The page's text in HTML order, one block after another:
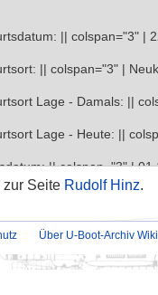
zur Seite Rudolf Hinz.
Über U-Boot-Archiv Wiki